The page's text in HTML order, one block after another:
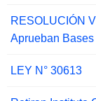
RESOLUCIÓN
Aprueban
LEY N° 30613